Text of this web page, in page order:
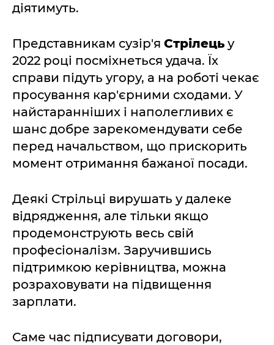
діятимуть.
Представникам сузір'я Стрілець у
2022 році посміхнеться удача. Їх
справи підуть угору, а на роботі чекає
просування кар'єрними сходами. У
найстаранніших і наполегливих є
шанс добре зарекомендувати себе
перед начальством, що прискорить
момент отримання бажаної посади.
Деякі Стрільці вирушать у далеке
відрядження, але тільки якщо
продемонструють весь свій
професіоналізм. Заручившись
підтримкою керівництва, можна
розраховувати на підвищення
зарплати.
Саме час підписувати договори,